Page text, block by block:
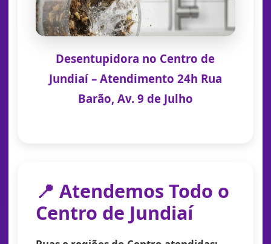
Desentupidora no Centro de
Jundiaí – Atendimento 24h Rua
Barão, Av. 9 de Julho
📍 Atendemos Todo o
Centro de Jundiaí